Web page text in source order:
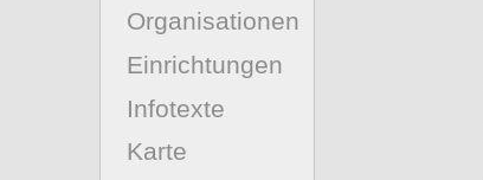
Organisationen
Einrichtungen
Infotexte
Karte